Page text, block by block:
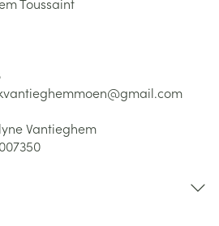
gmail.com
Vantieghem